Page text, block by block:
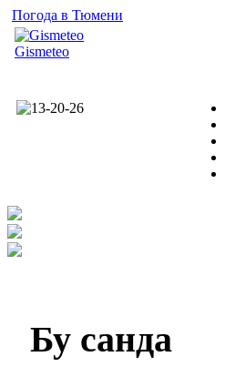
Погода в Тюмени
Gismeteo
Бу санда